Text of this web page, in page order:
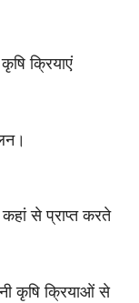
क्रियाएं
से प्राप्त करते
कृषि क्रियाओं से